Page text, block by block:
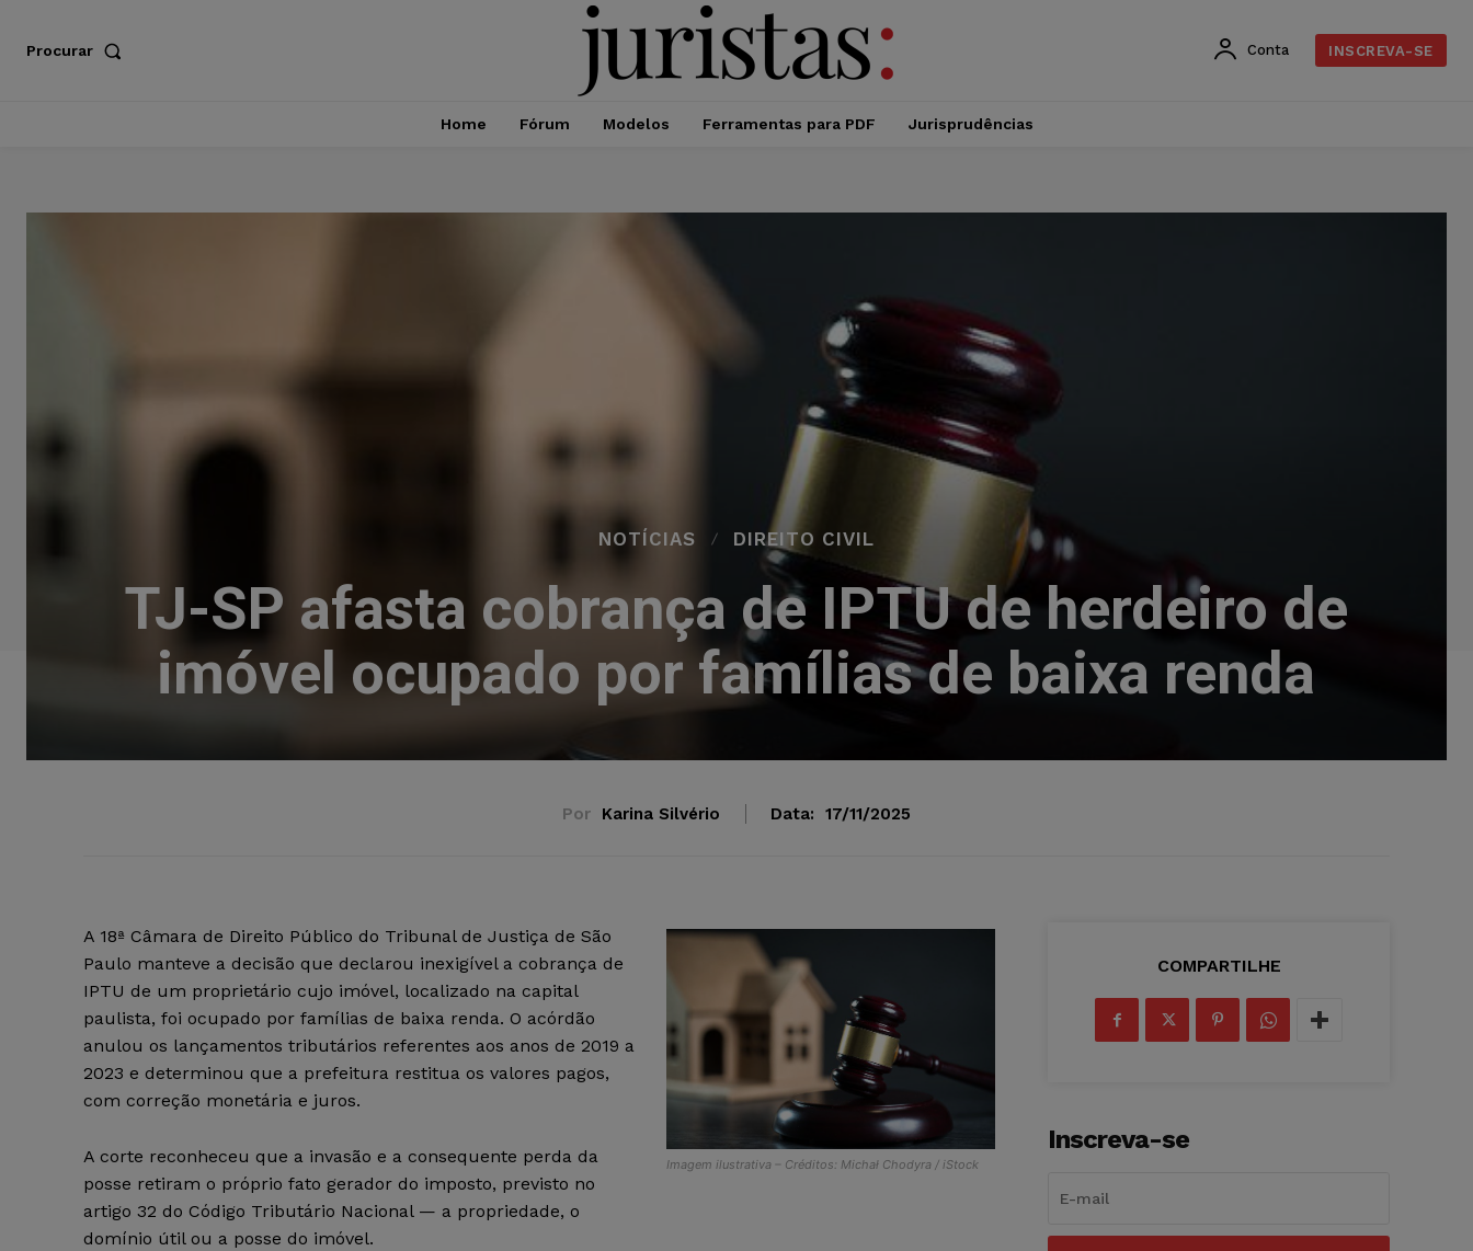
Procurar Conta INSCREVA-SE
Home Fórum Modelos Ferramentas para PDF Jurisprudências
NOTÍCIAS DIREITO CIVIL
TJ-SP afasta cobrança de IPTU de herdeiro de
imóvel ocupado por famílias de baixa renda
Por Karina Silvério Data: 17/11/2025
Imagem ilustrativa – Créditos: Michał Chodyra / iStock
A 18ª Câmara de Direito Público do Tribunal de Justiça de São
Paulo manteve a decisão que declarou inexigível a cobrança de
IPTU de um proprietário cujo imóvel, localizado na capital
paulista, foi ocupado por famílias de baixa renda. O acórdão
anulou os lançamentos tributários referentes aos anos de 2019 a
2023 e determinou que a prefeitura restitua os valores pagos,
com correção monetária e juros.
A corte reconheceu que a invasão e a consequente perda da
posse retiram o próprio fato gerador do imposto, previsto no
artigo 32 do Código Tributário Nacional — a propriedade, o
domínio útil ou a posse do imóvel.
COMPARTILHE
Inscreva-se